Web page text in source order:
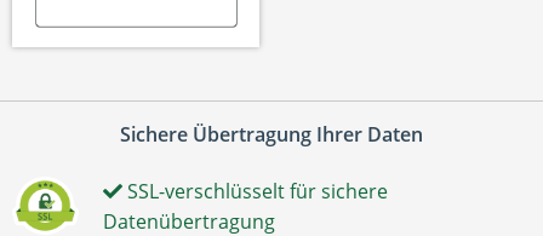
Sichere Übertragung Ihrer Daten
SSL-verschlüsselt für sichere
Datenübertragung